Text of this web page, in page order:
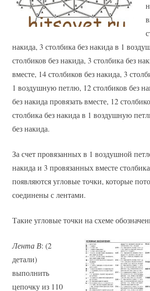
накида, 3 столбика без накида в 1
столбиков без накида, 3 столбика без
вместе, 14 столбиков без накида, 3
1 воздушную петлю, 12 столбиков без
без накида провязать вместе, 12
столбика без накида в 1 воздушную
без накида.
За счет провязанных в 1 воздушной
накида и 3 провязанных вместе
появляются угловые точки, которые
соединены с лентами.
Такие угловые точки на схеме
Лента В: (2
детали)
выполнить
цепочку из 110